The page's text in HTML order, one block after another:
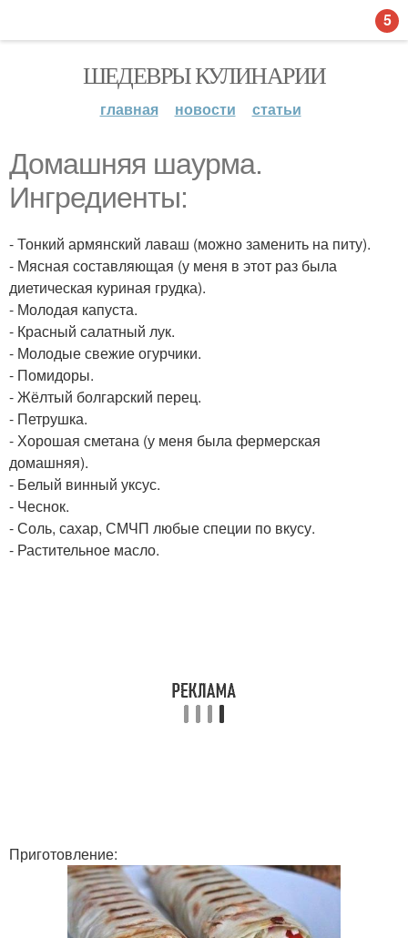
ШЕДЕВРЫ КУЛИНАРИИ
главная новости статьи
Домашняя шаурма.
Ингредиенты:
- Тонкий армянский лаваш (можно заменить на питу).
- Мясная составляющая (у меня в этот раз была
диетическая куриная грудка).
- Молодая капуста.
- Красный салатный лук.
- Молодые свежие огурчики.
- Помидоры.
- Жёлтый болгарский перец.
- Петрушка.
- Хорошая сметана (у меня была фермерская
домашняя).
- Белый винный уксус.
- Чеснок.
- Соль, сахар, СМЧП любые специи по вкусу.
- Растительное масло.
Приготовление:
5